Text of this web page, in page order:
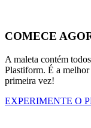
COMECE
A maleta contém
Plastiform. É a melhor
primeira vez!
EXPERIMENTE O